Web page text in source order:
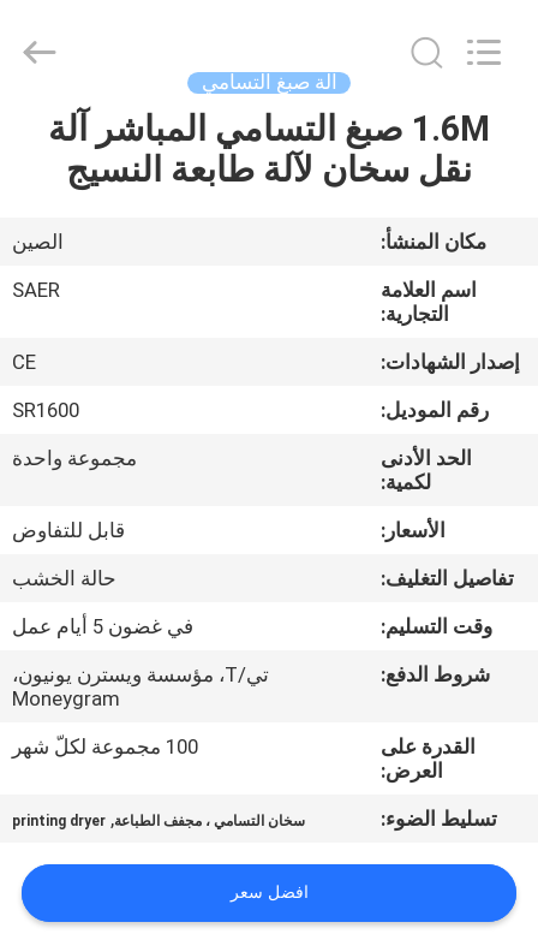
منزل
أشرطة
حول
في
المعمل
ضبط
أخبار
Supplier
آلة صبغ التسامي
1.6M صبغ التسامي المباشر آلة
نقل سخان لآلة طابعة النسيج
مكان المنشأ:
الصين
اسم العلامة
التجارية:
SAER
إصدار الشهادات:
CE
رقم الموديل:
SR1600
الحد الأدنى
لكمية:
مجموعة واحدة
الأسعار:
قابل للتفاوض
تفاصيل التغليف:
حالة الخشب
وقت التسليم:
في غضون 5 أيام عمل
شروط الدفع:
تي/T، مؤسسة ويسترن يونيون،
Moneygram
القدرة على
العرض:
100 مجموعة لكلّ شهر
تسليط الضوء: سخان التسامي ، مجفف الطباعة,
printing dryer
افضل سعر